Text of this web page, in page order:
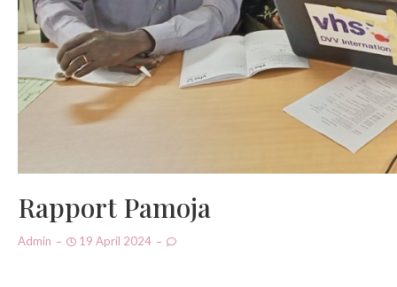
Rapport Pamoja
Admin 19 April 2024